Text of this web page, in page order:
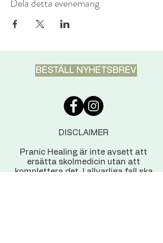
Dela detta evenemang
BESTÄLL NYHETSBREV
DISCLAIMER
Pranic Healing är inte avsett att
ersätta skolmedicin utan att
komplettera det. I allvarliga fall ska